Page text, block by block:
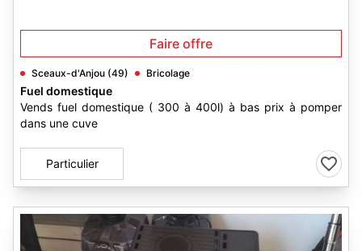
Faire offre
Sceaux-d'Anjou (49) Bricolage
Fuel domestique
Vends fuel domestique ( 300 à 400l) à bas prix à pomper
dans une cuve
Particulier